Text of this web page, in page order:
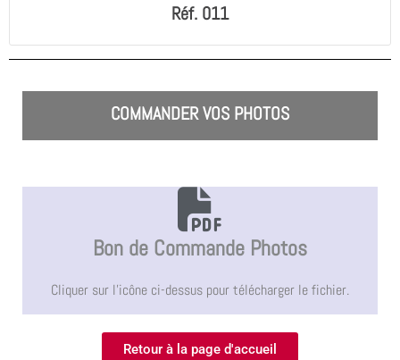
Réf. 011
COMMANDER VOS PHOTOS
Bon de Commande Photos
Cliquer sur l'icône ci-dessus pour télécharger le fichier.
Retour à la page d'accueil